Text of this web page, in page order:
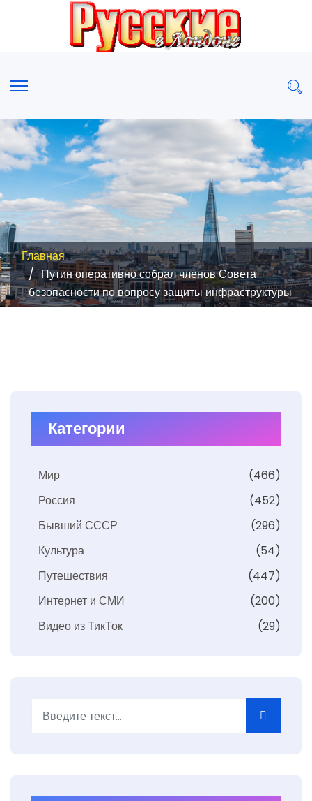
Главная
Путин оперативно собрал членов Совета
безопасности по вопросу защиты инфраструктуры
Категории
Мир
(466)
Россия
(452)
Бывший СССР
(296)
Культура
(54)
Путешествия
(447)
Интернет и СМИ
(200)
Видео из ТикТок
(29)